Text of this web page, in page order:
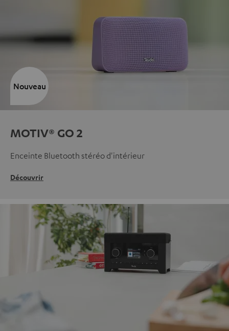
MOTIV® GO 2
Enceinte Bluetooth stéréo d'intérieur
Découvrir
Nouveau